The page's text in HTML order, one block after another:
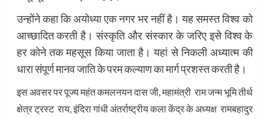
उन्होंने कहा कि अयोध्या एक नगर भर नहीं है। यह समस्त विश्व को
आच्छादित करती है। संस्कृति और संस्कार के जरिए इसे विश्व के
हर कोने तक महसूस किया जाता है। यहां से निकली अध्यात्म की
धारा संपूर्ण मानव जाति के परम कल्याण का मार्ग प्रशस्त करती है।
इस अवसर पर पूज्य महंत कमलनयन दास जी, महामंत्री राम जन्म भूमि तीर्थ
क्षेत्र ट्रस्ट राय, इंदिरा गांधी अंतर्राष्ट्रीय कला केंद्र के अध्यक्ष रामबहादुर